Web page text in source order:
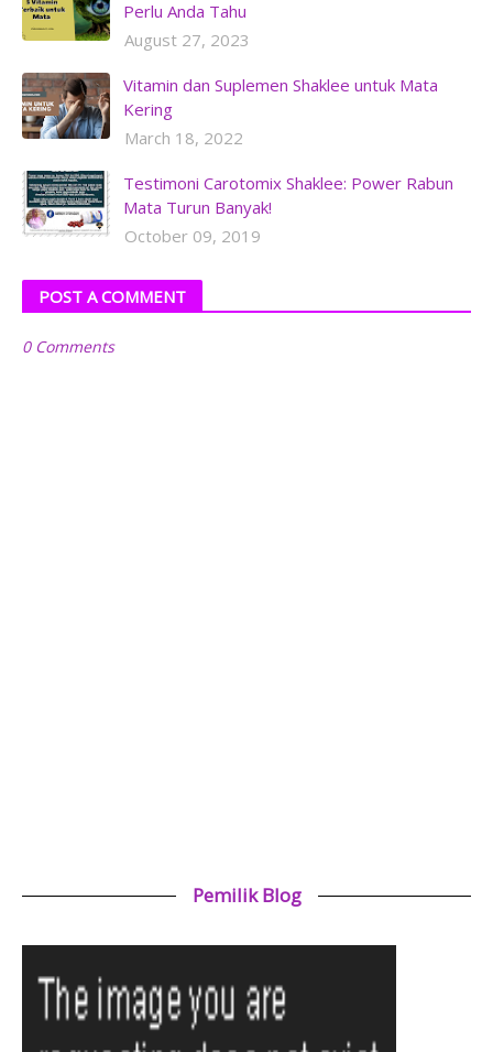
Perlu Anda Tahu
August 27, 2023
Vitamin dan Suplemen Shaklee untuk Mata
Kering
March 18, 2022
Testimoni Carotomix Shaklee: Power Rabun
Mata Turun Banyak!
October 09, 2019
POST A COMMENT
0 Comments
Pemilik Blog